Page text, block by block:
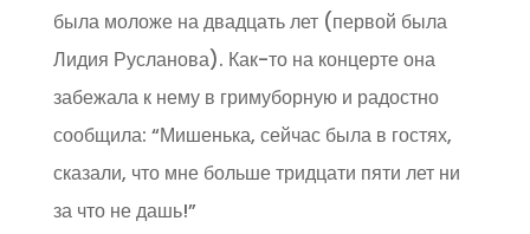
была моложе на двадцать лет (первой была
Лидия Русланова). Как-то на концерте она
забежала к нему в гримуборную и радостно
сообщила: “Мишенька, сейчас была в гостях,
сказали, что мне больше тридцати пяти лет ни
за что не дашь!”